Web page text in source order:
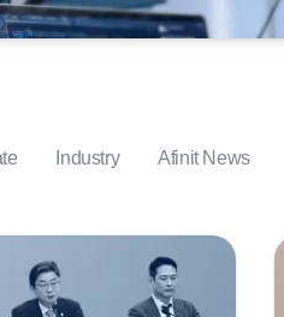
Industry Afinit News